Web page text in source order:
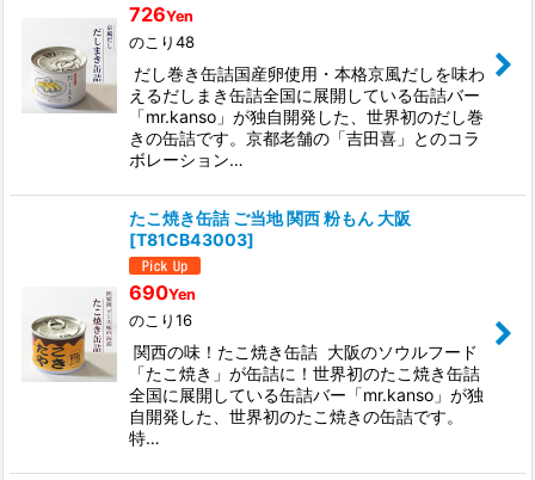
726Yen
のこり48
だし巻き缶詰国産卵使用・本格京風だしを味わ
えるだしまき缶詰全国に展開している缶詰バー
「mr.kanso」が独自開発した、世界初のだし巻
きの缶詰です。京都老舗の「吉田喜」とのコラ
ボレーション…
たこ焼き缶詰 ご当地 関西 粉もん 大阪
[T81CB43003]
690Yen
のこり16
関西の味！たこ焼き缶詰 大阪のソウルフード
「たこ焼き」が缶詰に！世界初のたこ焼き缶詰
全国に展開している缶詰バー「mr.kanso」が独
自開発した、世界初のたこ焼きの缶詰です。
特…